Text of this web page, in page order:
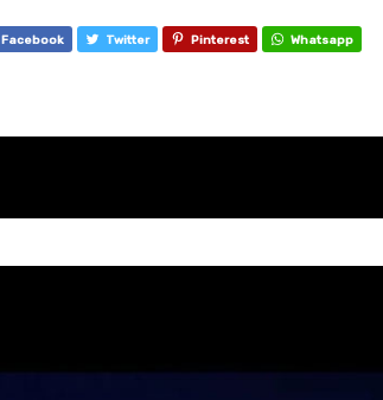
Facebook Twitter Pinterest Whatsapp